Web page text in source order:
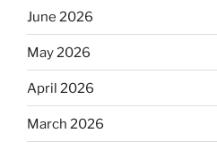
June 2026
May 2026
April 2026
March 2026